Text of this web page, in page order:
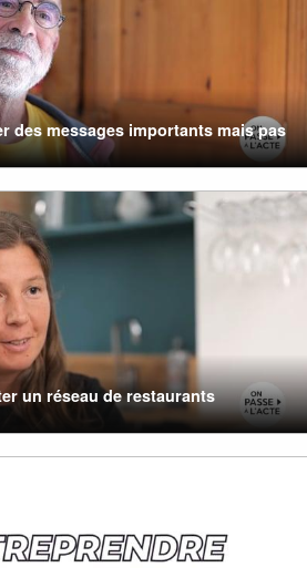
des messages importants mais pas
un réseau de restaurants